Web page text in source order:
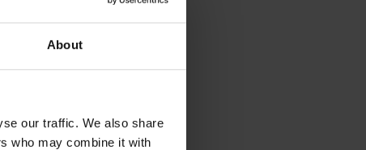
About
our traffic. We also share
who may combine it with